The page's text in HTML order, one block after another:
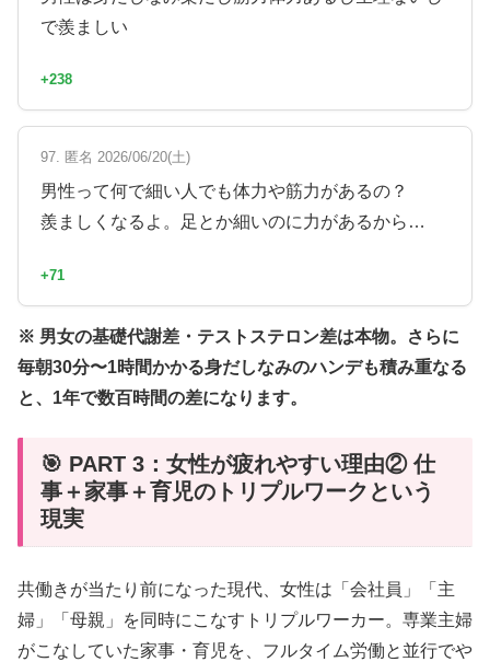
で羨ましい
+238
97. 匿名 2026/06/20(土)
男性って何で細い人でも体力や筋力があるの？
羨ましくなるよ。足とか細いのに力があるから…
+71
※ 男女の基礎代謝差・テストステロン差は本物。さらに
毎朝30分〜1時間かかる身だしなみのハンデも積み重なる
と、1年で数百時間の差になります。
🎯 PART 3：女性が疲れやすい理由② 仕
事＋家事＋育児のトリプルワークという
現実
共働きが当たり前になった現代、女性は「会社員」「主
婦」「母親」を同時にこなすトリプルワーカー。専業主婦
がこなしていた家事・育児を、フルタイム労働と並行でや